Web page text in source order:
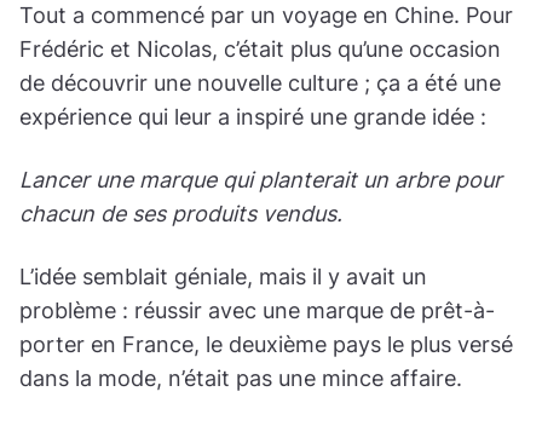
Tout a commencé par un voyage en Chine. Pour
Frédéric et Nicolas, c’était plus qu’une occasion
de découvrir une nouvelle culture ; ça a été une
expérience qui leur a inspiré une grande idée :
Lancer une marque qui planterait un arbre pour
chacun de ses produits vendus.
L’idée semblait géniale, mais il y avait un
problème : réussir avec une marque de prêt-à-
porter en France, le deuxième pays le plus versé
dans la mode, n’était pas une mince affaire.